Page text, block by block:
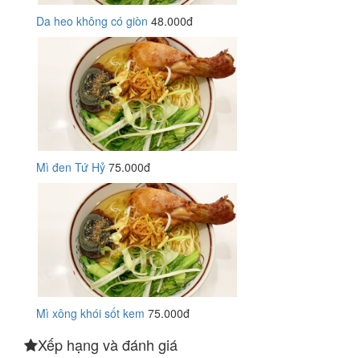
Da heo không có giòn 48.000đ
Mì đen Tứ Hỷ 75.000đ
Mì xông khói sốt kem 75.000đ
Xếp hạng và đánh giá